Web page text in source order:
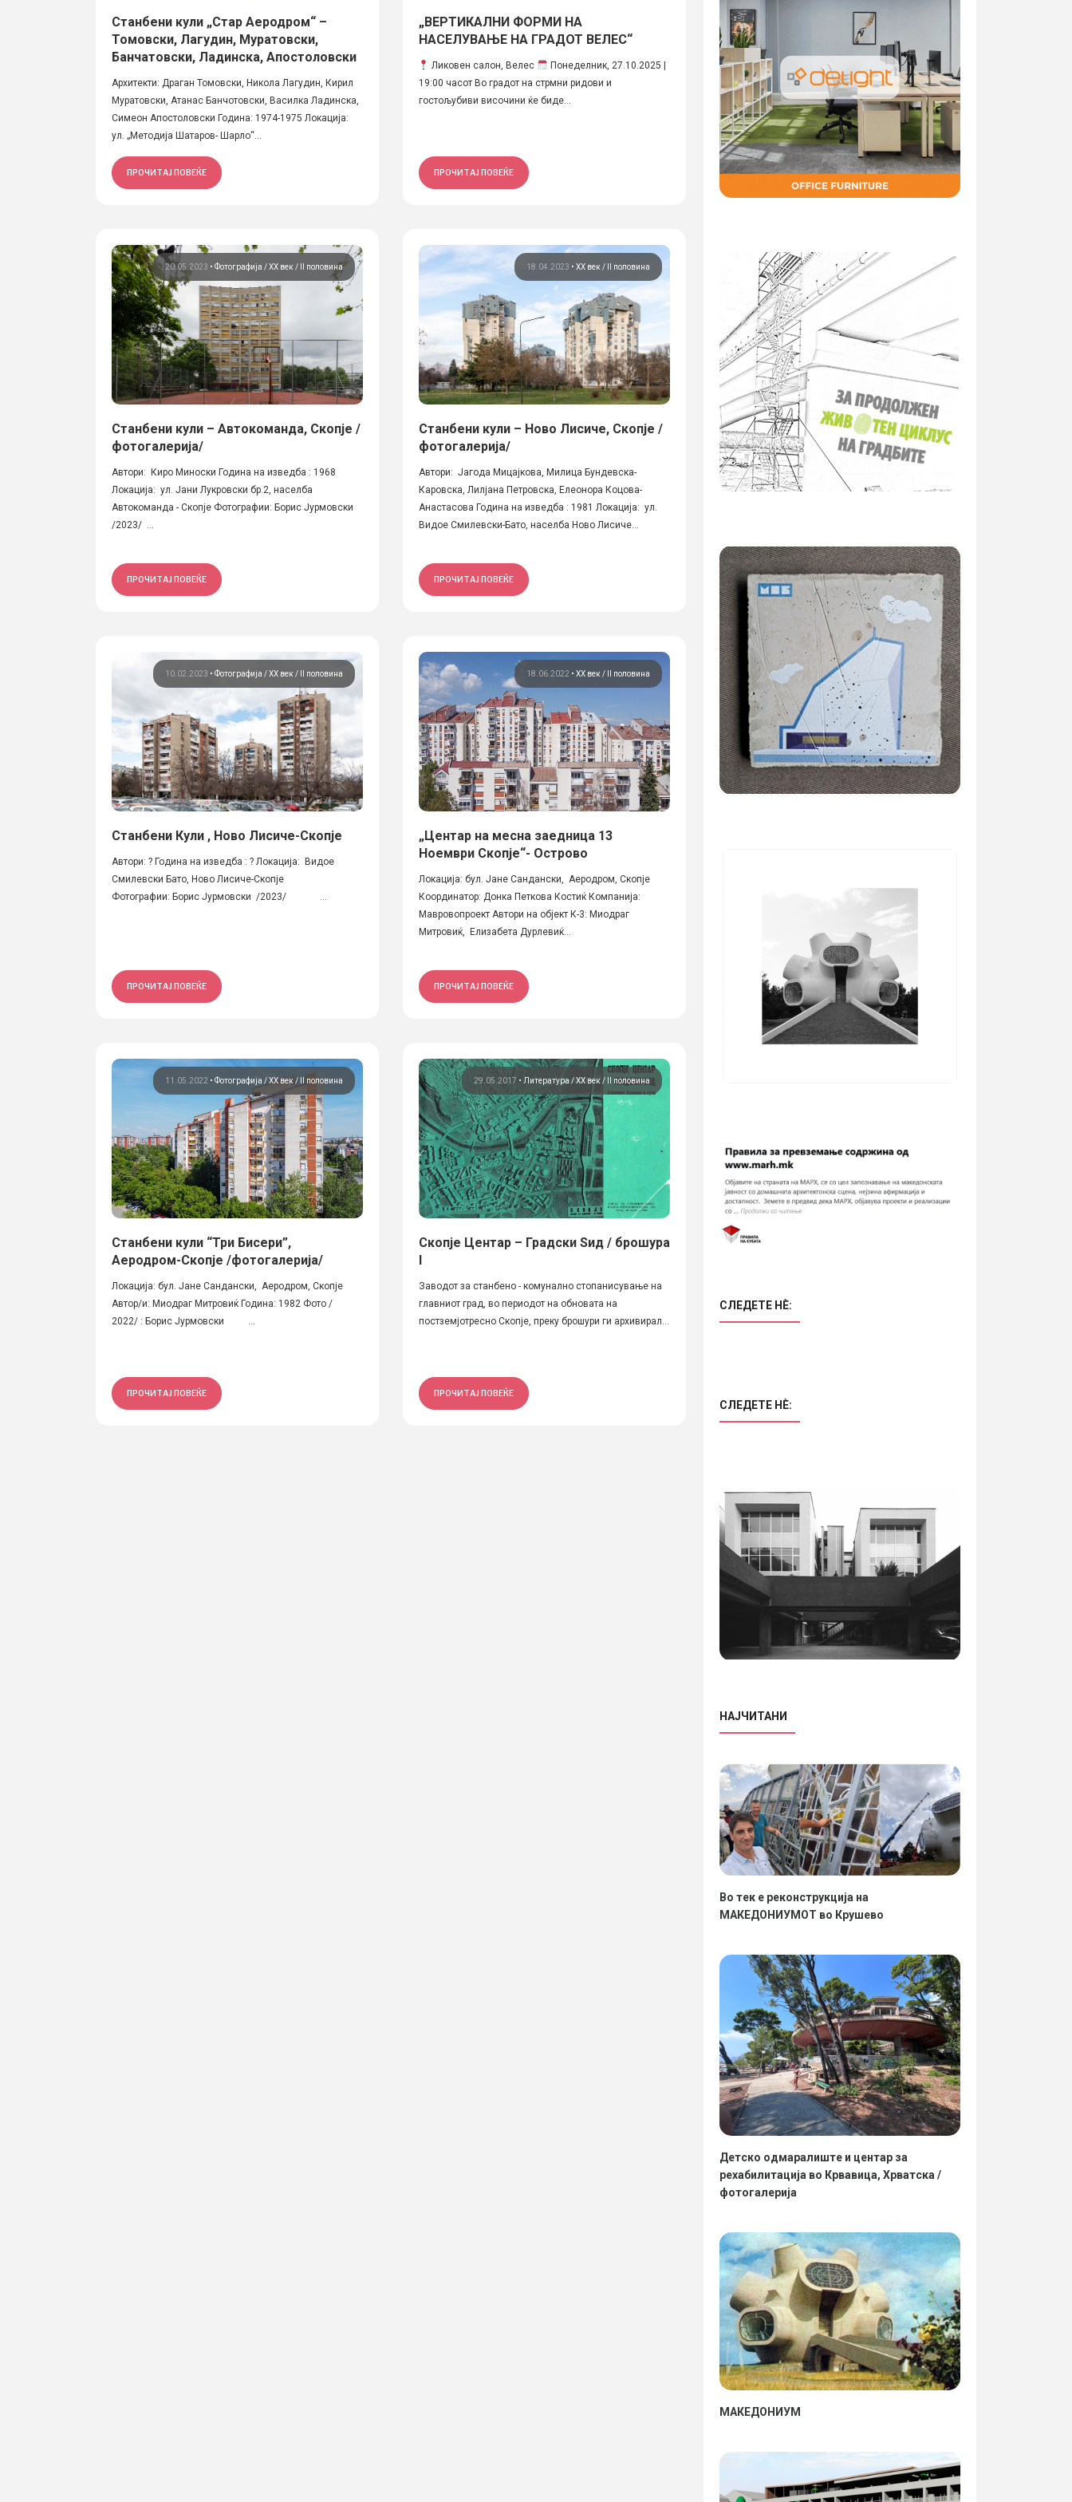
Станбени кули „Стар Аеродром“ –
Томовски, Лагудин, Муратовски,
Банчатовски, Ладинска, Апостоловски
Архитекти: Драган Томовски, Никола Лагудин, Кирил
Муратовски, Атанас Банчотовски, Василка Ладинска,
Симеон Апостоловски Година: 1974-1975 Локација:
ул. „Методија Шатаров- Шарло“...
ПРОЧИТАЈ ПОВЕЌЕ
„ВЕРТИКАЛНИ ФОРМИ НА
НАСЕЛУВАЊЕ НА ГРАДОТ ВЕЛЕС“
Ликовен салон, Велес
Понеделник, 27.10.2025 |
19:00 часот Во градот на стрмни ридови и
гостољубиви височини ќе биде...
ПРОЧИТАЈ ПОВЕЌЕ
20.05.2023 •Фотографија ХХ век / II половина
Станбени кули – Автокоманда, Скопје /
фотогалерија/
Автори: Киро Миноски Година на изведба : 1968
Локација: ул. Јани Лукровски бр.2, населба
Автокоманда - Скопје Фотографии: Борис Јурмовски
/2023/ ...
ПРОЧИТАЈ ПОВЕЌЕ
18.04.2023 • ХХ век / II половина
Станбени кули – Ново Лисиче, Скопје /
фотогалерија/
Автори: Јагода Мицајкова, Милица Бундевска-
Каровска, Лилјана Петровска, Елеонора Коцова-
Анастасова Година на изведба : 1981 Локација: ул.
Видое Смилевски-Бато, населба Ново Лисиче...
ПРОЧИТАЈ ПОВЕЌЕ
10.02.2023 •Фотографија ХХ век / II половина
Станбени Кули , Ново Лисиче-Скопје
Автори: ? Година на изведба : ? Локација: Видое
Смилевски Бато, Ново Лисиче-Скопје
Фотографии: Борис Јурмовски /2023/ ...
ПРОЧИТАЈ ПОВЕЌЕ
18.06.2022 • ХХ век / II половина
„Центар на месна заедница 13
Ноември Скопје“- Острово
Локација: бул. Јане Сандански, Аеродром, Скопје
Координатор: Донка Петкова Костиќ Компанија:
Мавровопроект Автори на објект К-3: Миодраг
Митровиќ, Елизабета Дурлевиќ...
ПРОЧИТАЈ ПОВЕЌЕ
11.05.2022 •Фотографија ХХ век / II половина
Станбени кули “Три Бисери”,
Аеродром-Скопје /фотогалерија/
Локација: бул. Јане Сандански, Аеродром, Скопје
Автор/и: Миодраг Митровиќ Година: 1982 Фото /
2022/ : Борис Јурмовски ...
ПРОЧИТАЈ ПОВЕЌЕ
29.05.2017 • Литература ХХ век / II половина
Скопје Центар – Градски Ѕид / брошура
I
Заводот за станбено - комунално стопанисување на
главниот град, во периодот на обновата на
постземјотресно Скопје, преку брошури ги архивирал...
ПРОЧИТАЈ ПОВЕЌЕ
СЛЕДЕТЕ НÈ:
СЛЕДЕТЕ НÈ:
НАЈЧИТАНИ
Во тек е реконструкција на
МАКЕДОНИУМОТ во Крушево
Детско одмаралиште и центар за
рехабилитација во Крвавица, Хрватска /
фотогалерија
МАКЕДОНИУМ